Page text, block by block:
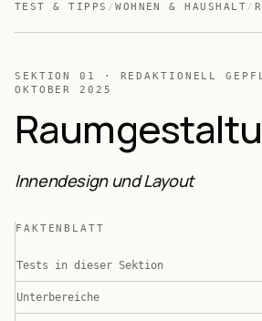
TEST & TIPPS /WOHNEN & HAUSHALT /
SEKTION01
· REDAKTIONELL
OKTOBER 2025
Innendesign und Layout
FAKTENBLATT
Tests in dieser Sektion
Unterbereiche